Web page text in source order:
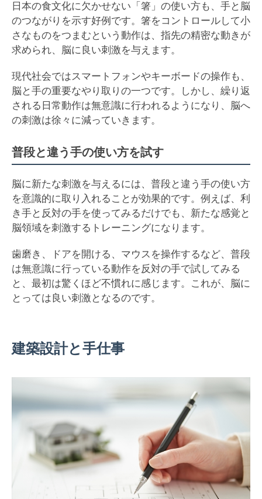
日本の食文化に欠かせない「箸」の使い方も、手と脳
のつながりを示す好例です。箸をコントロールして小
さなものをつまむという動作は、指先の精密な動きが
求められ、脳に良い刺激を与えます。
現代社会ではスマートフォンやキーボードの操作も、
脳と手の重要なやり取りの一つです。しかし、繰り返
される日常動作は無意識に行われるようになり、脳へ
の刺激は徐々に減っていきます。
普段と違う手の使い方を試す
脳に新たな刺激を与えるには、普段と違う手の使い方
を意識的に取り入れることが効果的です。例えば、利
き手と反対の手を使ってみるだけでも、新たな感覚と
脳領域を刺激するトレーニングになります。
歯磨き、ドアを開ける、マウスを操作するなど、普段
は無意識に行っている動作を反対の手で試してみる
と、最初は驚くほど不慣れに感じます。これが、脳に
とっては良い刺激となるのです。
建築設計と手仕事